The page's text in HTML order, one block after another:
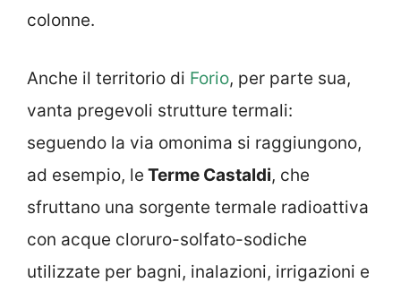
colonne.
Anche il territorio di Forio, per parte sua,
vanta pregevoli strutture termali:
seguendo la via omonima si raggiungono,
ad esempio, le Terme Castaldi, che
sfruttano una sorgente termale radioattiva
con acque cloruro-solfato-sodiche
utilizzate per bagni, inalazioni, irrigazioni e